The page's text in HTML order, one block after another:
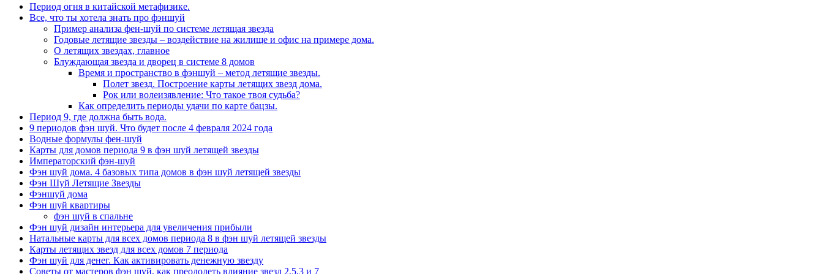
Период огня в китайской метафизике.
Все, что ты хотела знать про фэншуй
Пример анализа фен-шуй по системе летящая звезда
Годовые летящие звезды – воздействие на жилище и офис на примере дома.
О летящих звездах, главное
Блуждающая звезда и дворец в системе 8 домов
Время и пространство в фэншуй – метод летящие звезды.
Полет звезд. Построение карты летящих звезд дома.
Рок или волеизявление: Что такое твоя судьба?
Как определить периоды удачи по карте бацзы.
Период 9, где должна быть вода.
9 периодов фэн шуй. Что будет после 4 февраля 2024 года
Водные формулы фен-шуй
Карты для домов периода 9 в фэн шуй летящей звезды
Императорский фэн-шуй
Фэн шуй дома. 4 базовых типа домов в фэн шуй летящей звезды
Фэн Шуй Летящие Звезды
Фэншуй дома
Фэн шуй квартиры
фэн шуй в спальне
Фэн шуй дизайн интерьера для увеличения прибыли
Натальные карты для всех домов периода 8 в фэн шуй летящей звезды
Карты летящих звезд для всех домов 7 периода
Фэн шуй для денег. Как активировать денежную звезду
Советы от мастеров фэн шуй, как преодолеть влияние звезд 2,5,3 и 7